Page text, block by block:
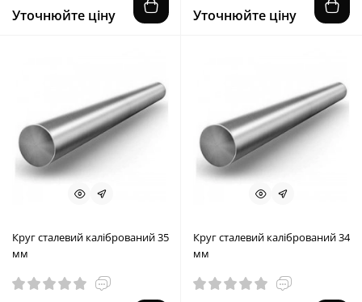
Уточнюйте ціну Уточнюйте ціну
Круг сталевий калібрований 35
мм
Круг сталевий калібрований 34
мм